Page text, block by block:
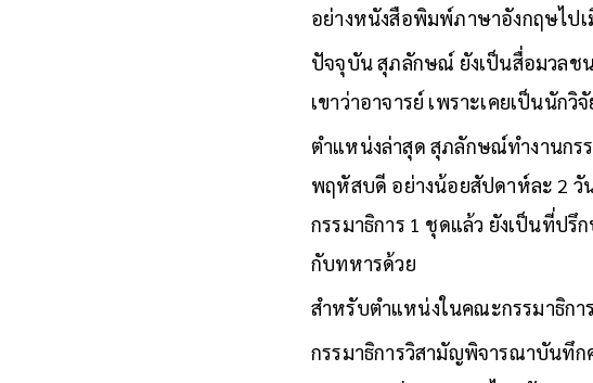
อย่างหนังสือพิมพ์ภาษาอังกฤษไปเ
ปัจจุบัน สุภลักษณ์ ยังเป็นสื่อมวลชน
เขาว่าอาจารย์ เพราะเคยเป็นนัก
ตำแหน่งล่าสุด สุภลักษณ์ทำงานกร
พฤหัสบดี อย่างน้อยสัปดาห์ละ 2 วั
กรรมาธิการ 1 ชุดแล้ว ยังเป็นที่ปรึ
กับทหารด้วย
สำหรับตำแหน่งในคณะกรรมาธิก
กรรมาธิการวิสามัญพิจารณาบันทึก